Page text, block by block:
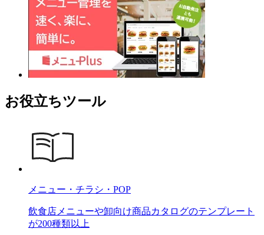
お役立ちツール
メニュー・チラシ・POP
飲食店メニューや卸向け商品カタログのテンプレート
が200種類以上